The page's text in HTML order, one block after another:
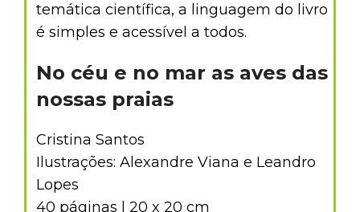
temática científica, a linguagem do livro
é simples e acessível a todos.
No céu e no mar as aves das
nossas praias
Cristina Santos
Ilustrações: Alexandre Viana e Leandro
Lopes
40 páginas | 20 x 20 cm